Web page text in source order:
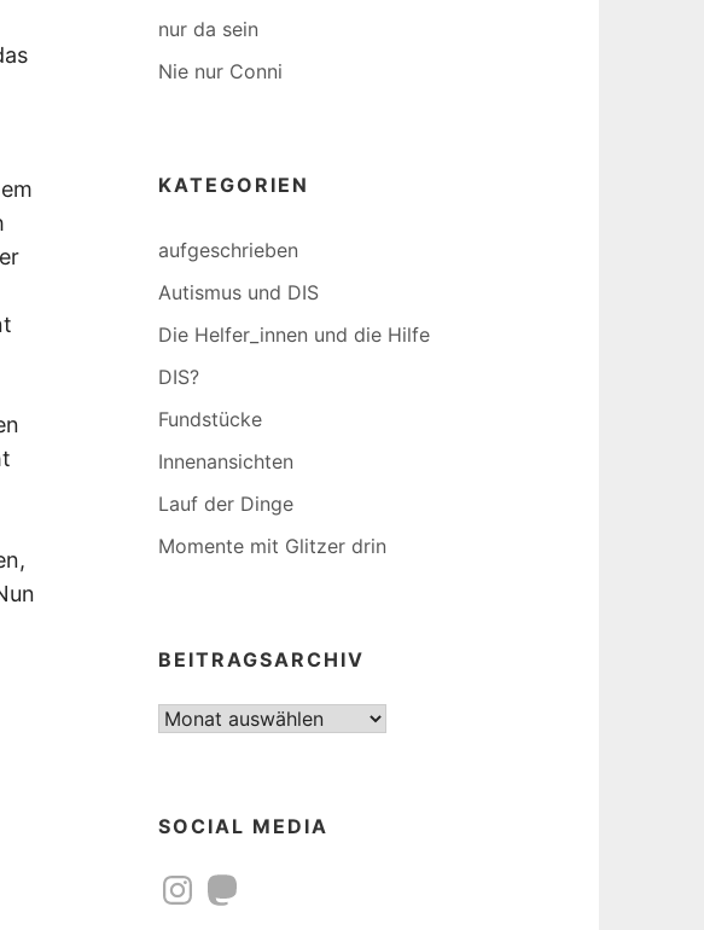
nur da sein
Nie nur Conni
KATEGORIEN
aufgeschrieben
Autismus und DIS
Die Helfer_innen und die Hilfe
DIS?
Fundstücke
Innenansichten
Lauf der Dinge
Momente mit Glitzer drin
BEITRAGSARCHIV
Beitragsarchiv
SOCIAL MEDIA
InstagramMastodon